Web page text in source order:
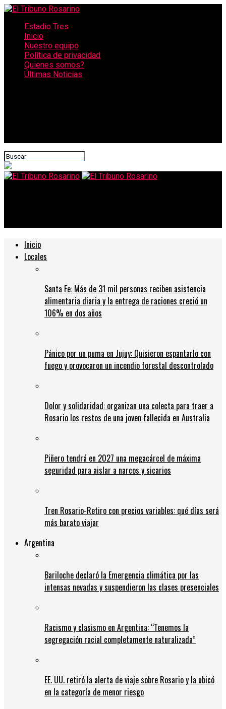
Estadio Tres
Inicio
Nuestro equipo
Política de privacidad
Quienes somos?
Últimas Noticias
Inicio
Locales
Santa Fe: Más de 31 mil personas reciben asistencia
alimentaria diaria y la entrega de raciones creció un
106% en dos años
Pánico por un puma en Jujuy: Quisieron espantarlo con
fuego y provocaron un incendio forestal descontrolado
Dolor y solidaridad: organizan una colecta para traer a
Rosario los restos de una joven fallecida en Australia
Piñero tendrá en 2027 una megacárcel de máxima
seguridad para aislar a narcos y sicarios
Tren Rosario-Retiro con precios variables: qué días será
más barato viajar
Argentina
Bariloche declaró la Emergencia climática por las
intensas nevadas y suspendieron las clases presenciales
Racismo y clasismo en Argentina: “Tenemos la
segregación racial completamente naturalizada”
EE. UU. retiró la alerta de viaje sobre Rosario y la ubicó
en la categoría de menor riesgo